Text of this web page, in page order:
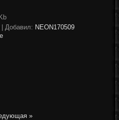
| Добавил: NEON170509
»